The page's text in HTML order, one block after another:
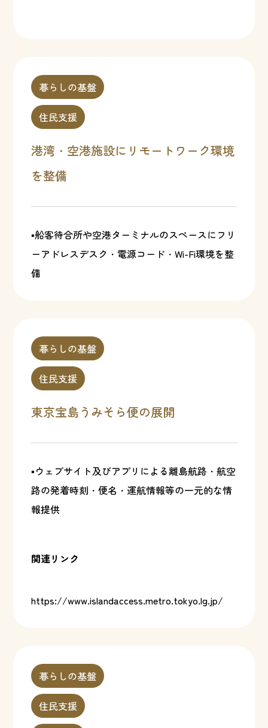
暮らしの基盤
住民支援
港湾・空港施設にリモートワーク環境
を整備
▪船客待合所や空港ターミナルのスペースにフリ
ーアドレスデスク・電源コード・Wi-Fi環境を整
備
暮らしの基盤
住民支援
東京宝島うみそら便の展開
▪ウェブサイト及びアプリによる離島航路・航空
路の発着時刻・便名・運航情報等の一元的な情
報提供
関連リンク
https://www.islandaccess.metro.tokyo.lg.jp/
暮らしの基盤
住民支援